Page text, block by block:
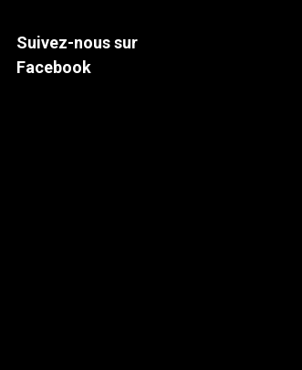
Suivez-nous sur
Facebook